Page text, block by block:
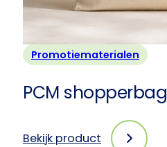
Promotiematerialen
PCM shopperbag
Bekijk product